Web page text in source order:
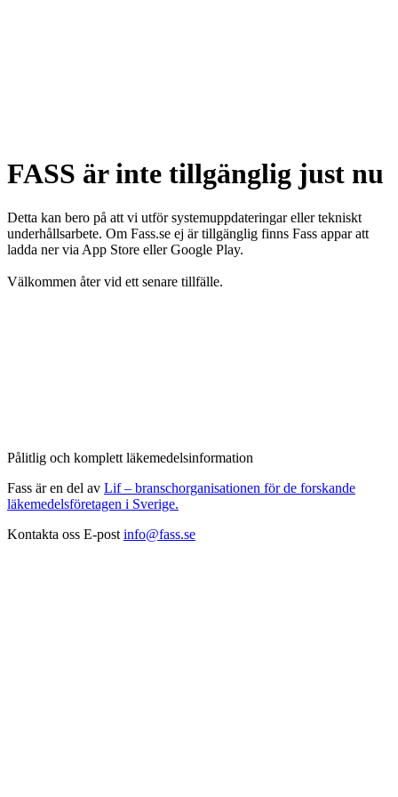
FASS är inte tillgänglig just nu
Detta kan bero på att vi utför systemuppdateringar eller tekniskt
underhållsarbete. Om Fass.se ej är tillgänglig finns Fass appar att
ladda ner via App Store eller Google Play.
Välkommen åter vid ett senare tillfälle.
Pålitlig och komplett läkemedelsinformation
Fass är en del av Lif – branschorganisationen för de forskande
läkemedelsföretagen i Sverige.
Kontakta oss E-post info@fass.se